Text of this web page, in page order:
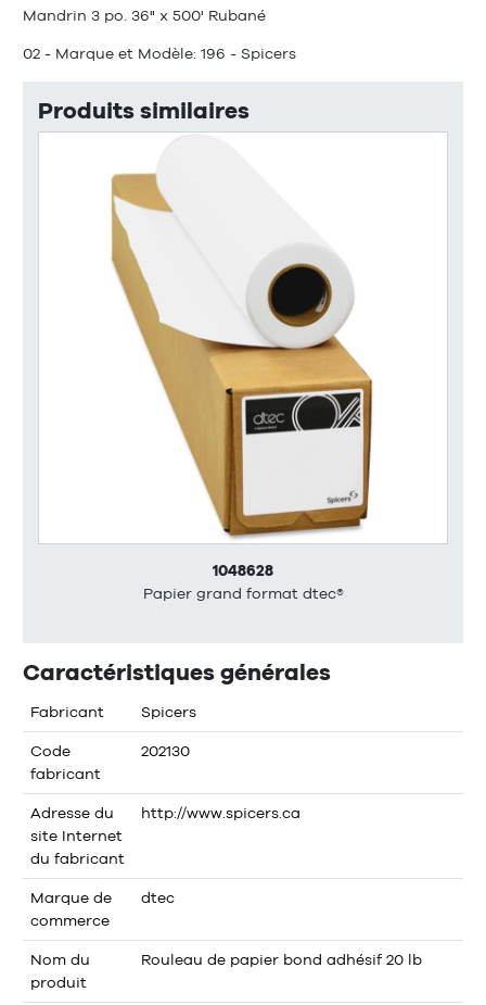
Mandrin 3 po. 36" x 500' Rubané
02 - Marque et Modèle: 196 - Spicers
Produits similaires
1048628
Papier grand format dtec®
Caractéristiques générales
Fabricant Spicers
Code
fabricant
202130
Adresse du
site Internet
du fabricant
http://www.spicers.ca
Marque de
commerce
dtec
Nom du
produit
Rouleau de papier bond adhésif 20 lb